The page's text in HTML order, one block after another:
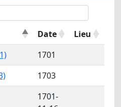
Date
Lieu
1701
1703
1701-